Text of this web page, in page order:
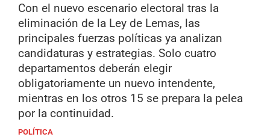
Con el nuevo escenario electoral tras la
eliminación de la Ley de Lemas, las
principales fuerzas políticas ya analizan
candidaturas y estrategias. Solo cuatro
departamentos deberán elegir
obligatoriamente un nuevo intendente,
mientras en los otros 15 se prepara la pelea
por la continuidad.
POLÍTICA